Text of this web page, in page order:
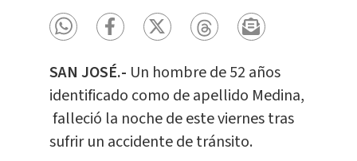
SAN JOSÉ.- Un hombre de 52 años
identificado como de apellido Medina,
falleció la noche de este viernes tras
sufrir un accidente de tránsito.